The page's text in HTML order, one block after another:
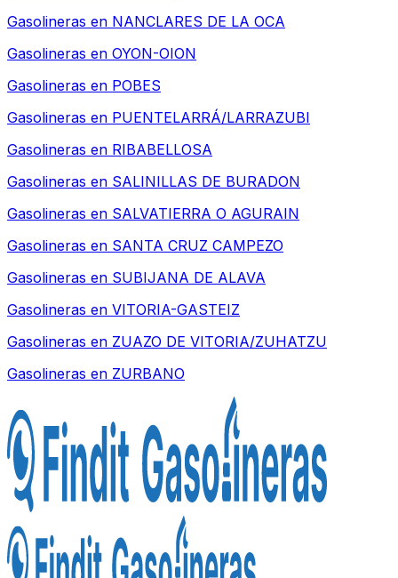
Gasolineras en NANCLARES DE LA OCA
Gasolineras en OYON-OION
Gasolineras en POBES
Gasolineras en PUENTELARRÁ/LARRAZUBI
Gasolineras en RIBABELLOSA
Gasolineras en SALINILLAS DE BURADON
Gasolineras en SALVATIERRA O AGURAIN
Gasolineras en SANTA CRUZ CAMPEZO
Gasolineras en SUBIJANA DE ALAVA
Gasolineras en VITORIA-GASTEIZ
Gasolineras en ZUAZO DE VITORIA/ZUHATZU
Gasolineras en ZURBANO